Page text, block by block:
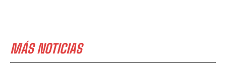
MÁS NOTICIAS